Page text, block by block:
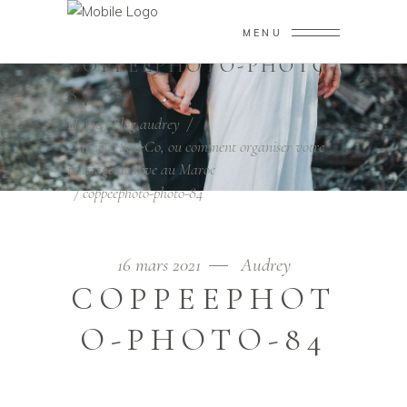
MENU
COPPEEPHOTO-PHOTO-
84
Home/blog audrey /
L’agence So&Co, ou comment organiser votre
mariage de rêve au Maroc
/coppeephoto-photo-84
16 mars 2021 Audrey
COPPEEPHOT
O-PHOTO-84